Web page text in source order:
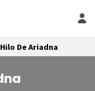
De Ariadna